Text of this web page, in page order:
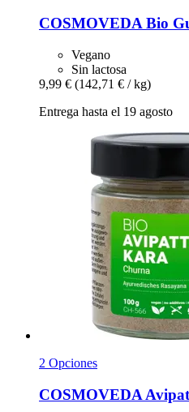
COSMOVEDABio
Vegano
Sin lactosa
9,99 € (142,71 € / kg)
Entrega hasta el 19 agosto
2 Opciones
COSMOVEDA